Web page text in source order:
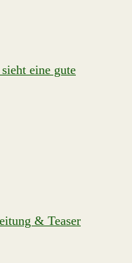
eine gute
& Teaser